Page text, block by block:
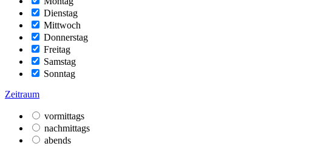
Dienstag
Mittwoch
Donnerstag
Freitag
Samstag
Sonntag
Zeitraum
vormittags
nachmittags
abends